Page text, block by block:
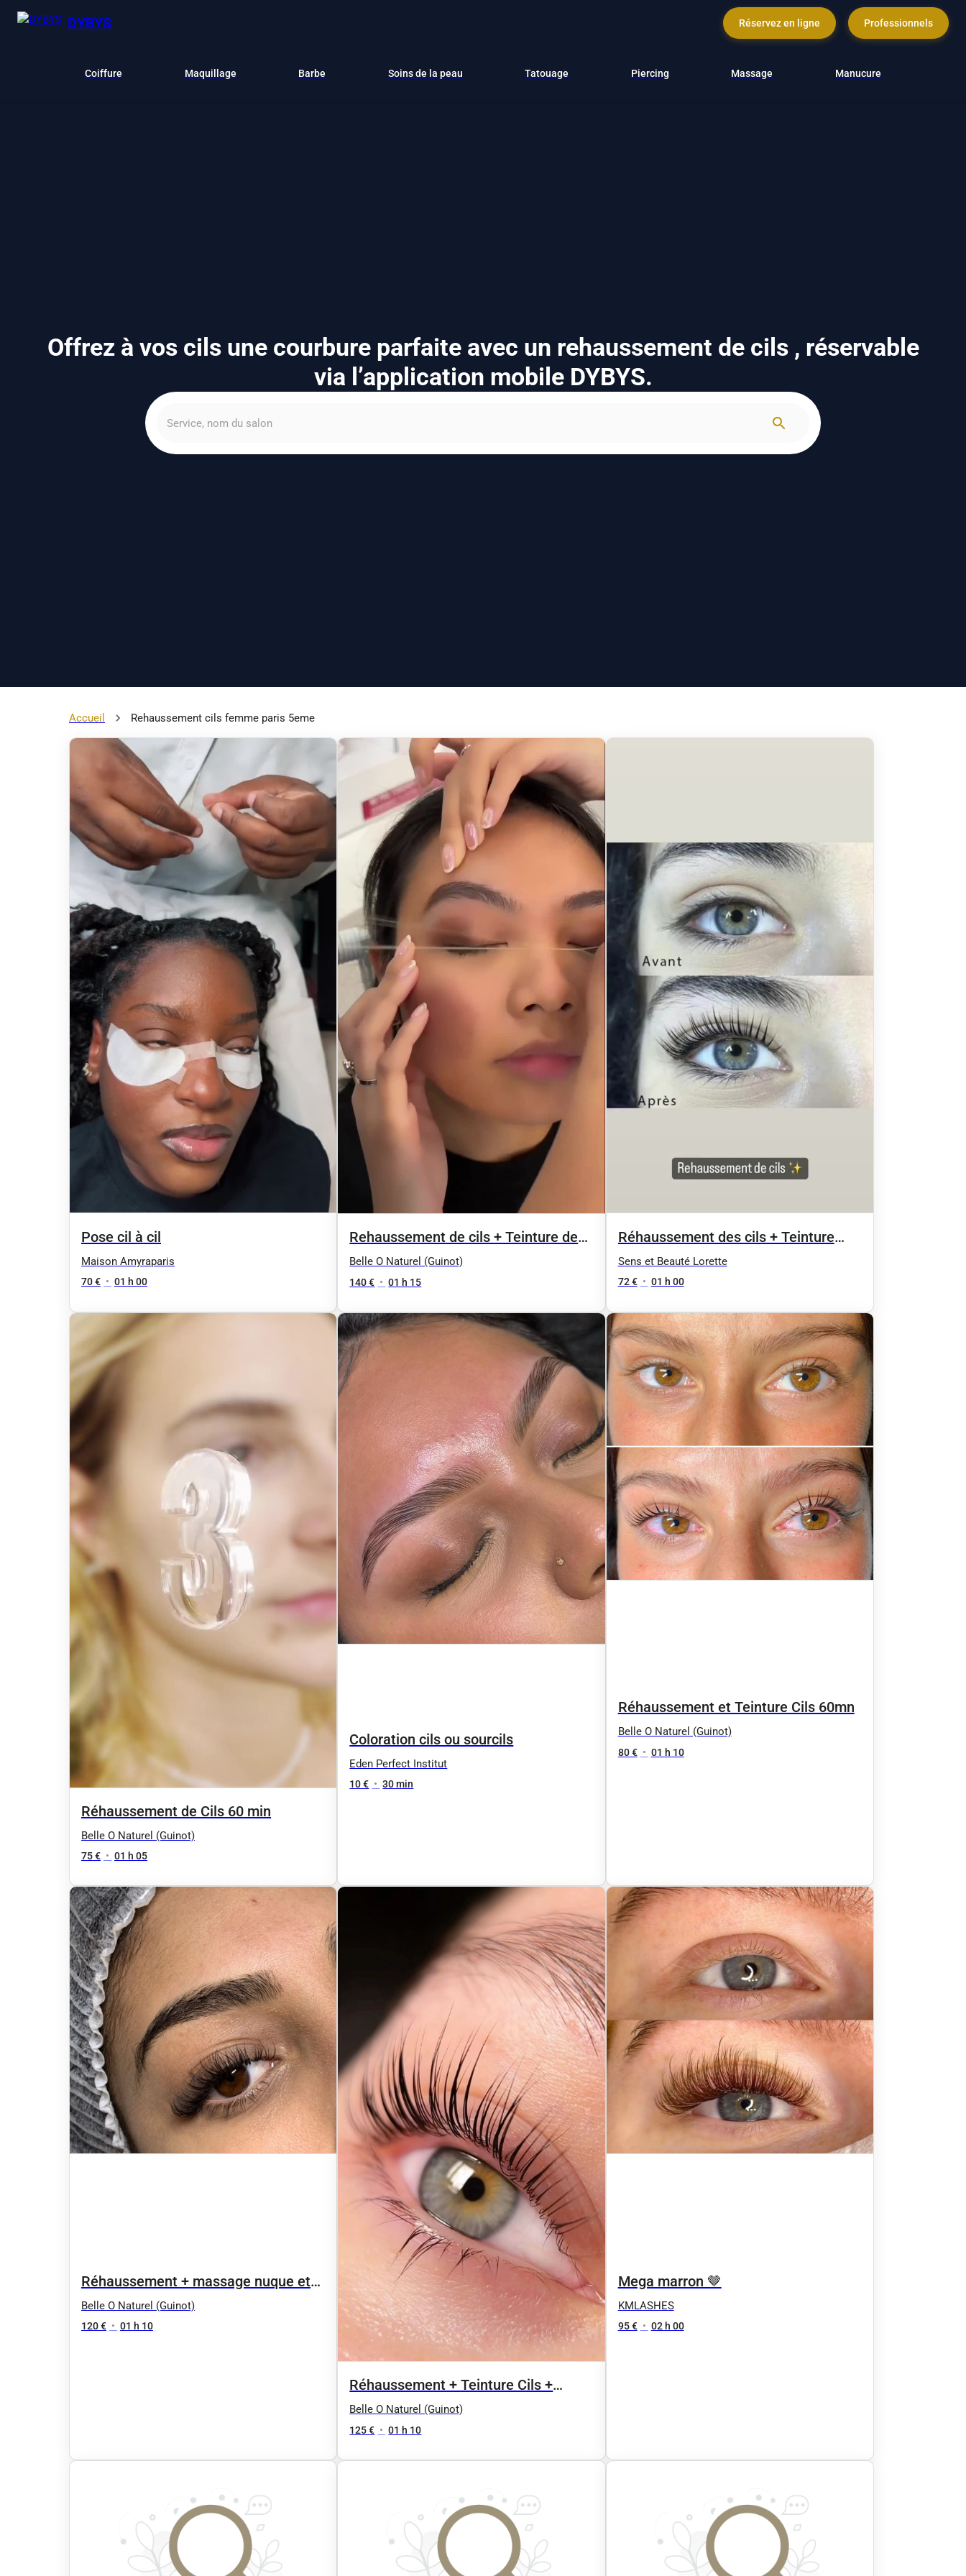
DYBYS Réservez en ligne Professionnels
Coiffure Maquillage Barbe Soins de la peau Tatouage Piercing Massage Manucure
Offrez à vos cils une courbure parfaite avec un rehaussement de cils , réservable
via l’application mobile DYBYS.
Accueil Rehaussement cils femme paris 5eme
Pose cil à cil
Maison Amyraparis
70 € • 01 h 00
Rehaussement de cils + Teinture de
cils en duo 1h10
Belle O Naturel (Guinot)
140 € • 01 h 15
Réhaussement des cils + Teinture
offerte
Sens et Beauté Lorette
72 € • 01 h 00
Réhaussement de Cils 60 min
Belle O Naturel (Guinot)
75 € • 01 h 05
Coloration cils ou sourcils
Eden Perfect Institut
10 € • 30 min
Réhaussement et Teinture Cils 60mn
Belle O Naturel (Guinot)
80 € • 01 h 10
Réhaussement + massage nuque et
crâne 65mn
Belle O Naturel (Guinot)
120 € • 01 h 10
Réhaussement + Teinture Cils +
massage nuque et crâne 70mn
Belle O Naturel (Guinot)
125 € • 01 h 10
Mega marron 🤎
KMLASHES
95 € • 02 h 00